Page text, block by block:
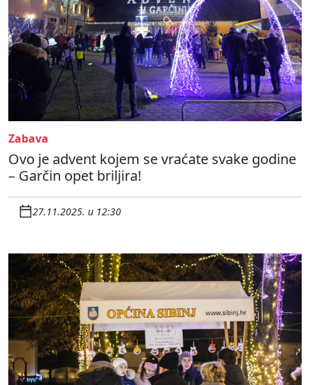
Zabava
Ovo je advent kojem se vraćate svake godine
– Garčin opet briljira!
27.11.2025. u 12:30